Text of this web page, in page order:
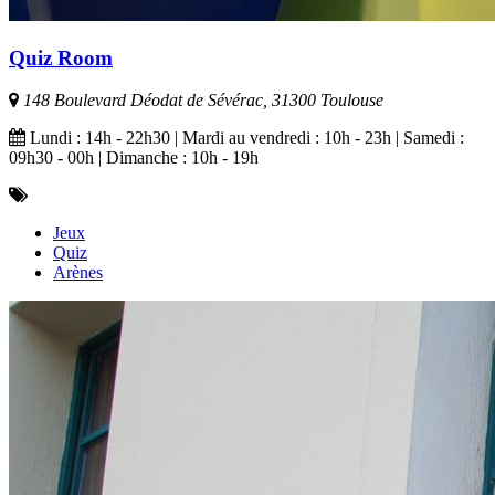
Quiz Room
148 Boulevard Déodat de Sévérac, 31300 Toulouse
Lundi : 14h - 22h30 | Mardi au vendredi : 10h - 23h | Samedi :
09h30 - 00h | Dimanche : 10h - 19h
Jeux
Quiz
Arènes